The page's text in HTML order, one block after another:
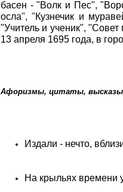
басен - "Волк и Пес",
осла", "Кузнечик и
"Учитель и ученик",
13 апреля 1695 года, в
Афоризмы, цитаты,
Издали - нечто,
На крыльях времени